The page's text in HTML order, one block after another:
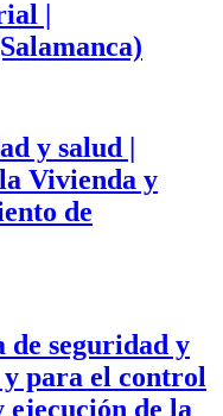
|
y salud |
Vivienda y
de
seguridad y
para el control
ejecución de la